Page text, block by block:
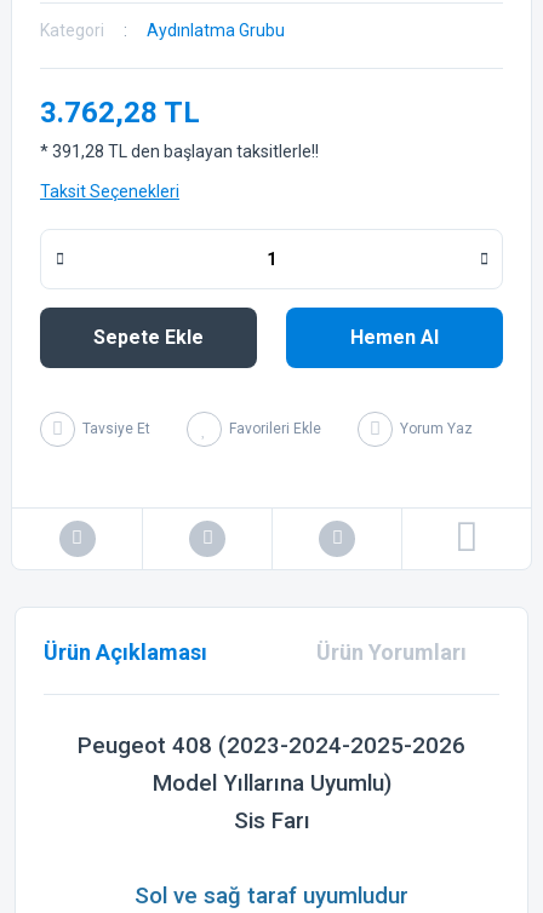
Kategori Aydınlatma Grubu
3.762,28 TL
* 391,28 TL den başlayan taksitlerle!!
Taksit Seçenekleri
Sepete Ekle Hemen Al
Tavsiye Et Yorum Yaz
Ürün Açıklaması Ürün Yorumları
Peugeot 408 (2023-2024-2025-2026
Model Yıllarına Uyumlu)
Sis Farı
Sol ve sağ taraf uyumludur